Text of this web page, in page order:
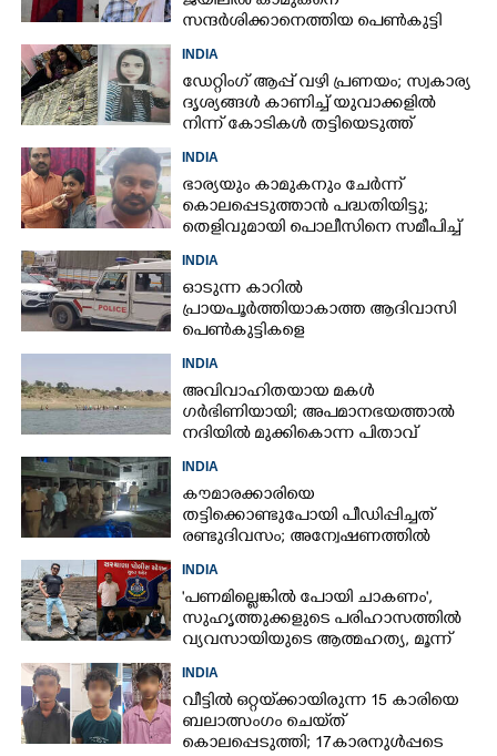
സന്ദ‌ർശിക്കാനെത്തിയ പെൺകുട്ടി
INDIA
ഡേറ്റിംഗ് ആപ്പ് വഴി പ്രണയം; സ്വകാര്യ
ദൃശ്യങ്ങൾ കാണിച്ച് യുവാക്കളിൽ
നിന്ന് കോടികൾ തട്ടിയെടുത്ത്
INDIA
ഭാര്യയും കാമുകനും ചേർന്ന്
കൊലപ്പെടുത്താൻ പദ്ധതിയിട്ടു;
തെളിവുമായി പൊലീസിനെ സമീപിച്ച്
INDIA
ഓടുന്ന കാറിൽ
പ്രായപൂർത്തിയാകാത്ത ആദിവാസി
പെൺകുട്ടികളെ
മൂന്ന് പേർ പിടിയിൽ
INDIA
അവിവാഹിതയായ മകൾ
ഗർഭിണിയായി; അപമാനഭയത്താൽ
നദിയിൽ മുക്കികൊന്ന പിതാവ്
INDIA
കൗമാരക്കാരിയെ
തട്ടിക്കൊണ്ടുപോയി പീഡിപ്പിച്ചത്
രണ്ടുദിവസം; അന്വേഷണത്തിൽ
ഫുഡ് ഡെലിവറി
INDIA
'പണമില്ലെങ്കിൽ പോയി ചാകണം',
സുഹൃത്തുക്കളുടെ പരിഹാസത്തിൽ
വ്യവസായിയുടെ ആത്മഹത്യ, മൂന്ന്
INDIA
വീട്ടിൽ ഒറ്റയ്‌ക്കായിരുന്ന 15 കാരിയെ
ബലാത്സംഗം ചെയ്‌ത്
കൊലപ്പെടുത്തി; 17കാരനുൾപ്പടെ